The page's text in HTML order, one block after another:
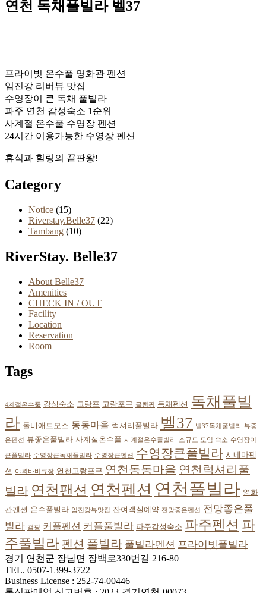
연천 독채풀빌라 벨37
프라이빗 온수풀 영화관 펜션
임진강 리버뷰 맛집
수영장이 큰 독채 풀빌라
파주 연천 감성숙소 1순위
사계절 온수풀 수영장 펜션
24시간 이용가능한 수영장 펜션
휴식과 힐링의 끝판왕!
Category
Notice (15)
Riverstay.Belle37 (22)
Tambang (10)
RiverStay. Belle37
About Belle37
Amenities
CHECK IN / OUT
Facility
Location
Reservation
Room
Tags
4계절온수풀 감성숙소 고랑포 고랑포구 글램핑 독채펜션 독채풀빌
라 돌비애트모스 동동마을 럭셔리풀빌라 벨37 벨37독채풀빌라 뷰좋
은펜션 뷰좋은풀빌라 사계절온수풀 사계절온수풀빌라 소규모 모임 숙소 수영장이
큰풀빌라 수영장큰독채풀빌라 수영장큰펜션 수영장큰풀빌라 시네마펜
션
야외바비큐장 연천고랑포구 연천동동마을 연천럭셔리풀
빌라 연천팬션 연천펜션 연천풀빌라 영화
관펜션 온수풀빌라 임진강뷰맛집 잔여객실예약 전망좋은펜션
전망좋은풀
빌라 캠핑 커플펜션 커플풀빌라 파주감성숙소 파주펜션 파
주풀빌라 펜션 풀빌라 풀빌라펜션 프라이빗풀빌라
경기 연천군 장남면 장백로330번길 216-80
TEL. 0507-1399-3722
Business License : 252-74-00446